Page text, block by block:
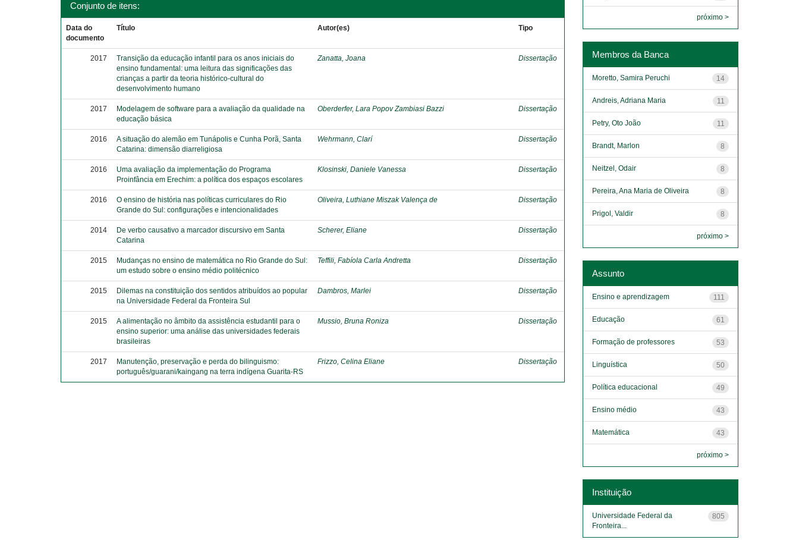
Conjunto de itens:
Data do
documento
Título Autor(es) Tipo
2017
Transição da educação infantil para os anos iniciais do
ensino fundamental: uma leitura das significações das
crianças a partir da teoria histórico-cultural do
desenvolvimento humano
Zanatta, Joana Dissertação
2017
Modelagem de software para a avaliação da qualidade na
educação básica
Oberderfer, Lara Popov Zambiasi Bazzi Dissertação
2016
A situação do alemão em Tunápolis e Cunha Porã, Santa
Catarina: dimensão diarreligiosa
Wehrmann, Clarí Dissertação
2016
Uma avaliação da implementação do Programa
Proinfância em Erechim: a política dos espaços escolares
Klosinski, Daniele Vanessa Dissertação
2016
O ensino de história nas políticas curriculares do Rio
Grande do Sul: configurações e intencionalidades
Oliveira, Luthiane Miszak Valença de Dissertação
2014
De verbo causativo a marcador discursivo em Santa
Catarina
Scherer, Eliane Dissertação
2015
Mudanças no ensino de matemática no Rio Grande do Sul:
um estudo sobre o ensino médio politécnico
Teffili, Fabíola Carla Andretta Dissertação
2015
Dilemas na constituição dos sentidos atribuídos ao popular
na Universidade Federal da Fronteira Sul
Dambros, Marlei Dissertação
2015
A alimentação no âmbito da assistência estudantil para o
ensino superior: uma análise das universidades federais
brasileiras
Mussio, Bruna Roniza Dissertação
2017
Manutenção, preservação e perda do bilinguismo:
português/guarani/kaingang na terra indígena Guarita-RS
Frizzo, Celina Eliane Dissertação
próximo >
Membros da Banca
14
Moretto, Samira Peruchi
11
Andreis, Adriana Maria
11
Petry, Oto João
8
Brandt, Marlon
8
Neitzel, Odair
8
Pereira, Ana Maria de Oliveira
8
Prigol, Valdir
próximo >
Assunto
111
Ensino e aprendizagem
61
Educação
53
Formação de professores
50
Linguística
49
Política educacional
43
Ensino médio
43
Matemática
próximo >
Instituição
805
Universidade Federal da
Fronteira...